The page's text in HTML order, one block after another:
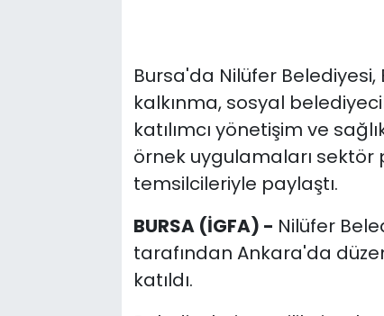
Bursa'da Nilüfer
kalkınma, sosyal
katılımcı yönetişim ve
örnek uygulamaları
temsilcileriyle paylaştı.
BURSA (İGFA) - Nilüfer
tarafından Ankara'da
katıldı.